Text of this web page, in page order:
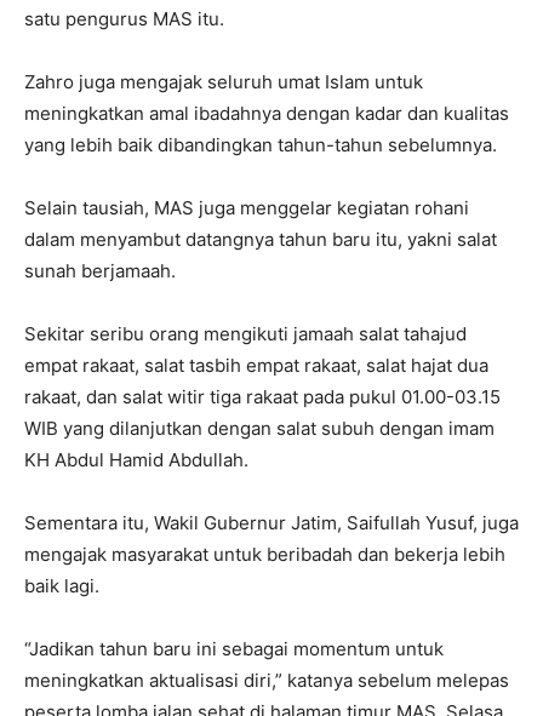
satu pengurus MAS itu.
Zahro juga mengajak seluruh umat Islam untuk
meningkatkan amal ibadahnya dengan kadar dan kualitas
yang lebih baik dibandingkan tahun-tahun sebelumnya.
Selain tausiah, MAS juga menggelar kegiatan rohani
dalam menyambut datangnya tahun baru itu, yakni salat
sunah berjamaah.
Sekitar seribu orang mengikuti jamaah salat tahajud
empat rakaat, salat tasbih empat rakaat, salat hajat dua
rakaat, dan salat witir tiga rakaat pada pukul 01.00-03.15
WIB yang dilanjutkan dengan salat subuh dengan imam
KH Abdul Hamid Abdullah.
Sementara itu, Wakil Gubernur Jatim, Saifullah Yusuf, juga
mengajak masyarakat untuk beribadah dan bekerja lebih
baik lagi.
“Jadikan tahun baru ini sebagai momentum untuk
meningkatkan aktualisasi diri,” katanya sebelum melepas